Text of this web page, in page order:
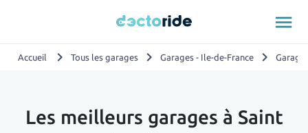
menu
Accueil chevron_right Tous les garages chevron_right Garages - Ile-de-France chevron_right
Les meilleurs garages à Saint